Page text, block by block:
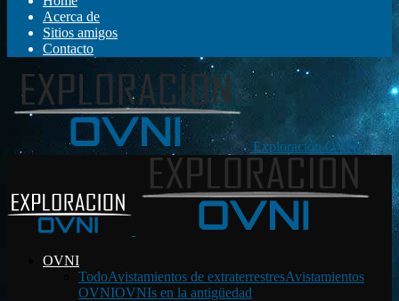
Acerca de
Sitios amigos
Contacto
Exploración OVNI
OVNI
TodoAvistamientos de extraterrestresAvistamientos
OVNIOVNIs en la antigüedad